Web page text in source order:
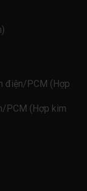
điện/PCM (Hợp
PCM (Hợp kim